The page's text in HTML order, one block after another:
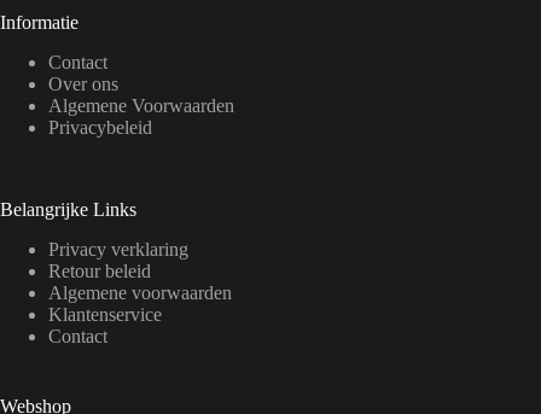
Informatie
Contact
Over ons
Algemene Voorwaarden
Privacybeleid
Belangrijke Links
Privacy verklaring
Retour beleid
Algemene voorwaarden
Klantenservice
Contact
Webshop